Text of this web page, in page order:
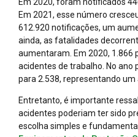
Em 2021, esse número
612.920 notificações, um
ainda, as fatalidades
aumentaram. Em 2020, 1.866
acidentes de trabalho. No ano
para 2.538, representando um
Entretanto, é importante
acidentes poderiam ter sido
escolha simples e